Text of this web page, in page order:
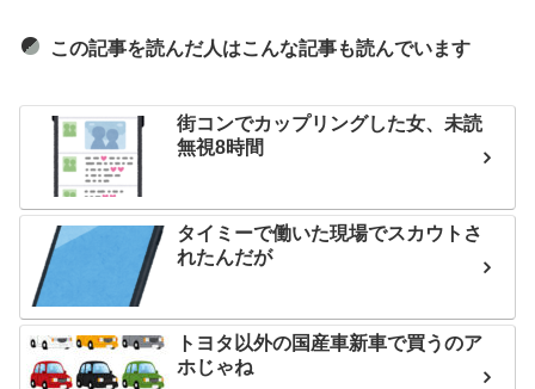
この記事を読んだ人はこんな記事も読んでいます
街コンでカップリングした女、未読
無視8時間
タイミーで働いた現場でスカウトさ
れたんだが
トヨタ以外の国産車新車で買うのア
ホじゃね